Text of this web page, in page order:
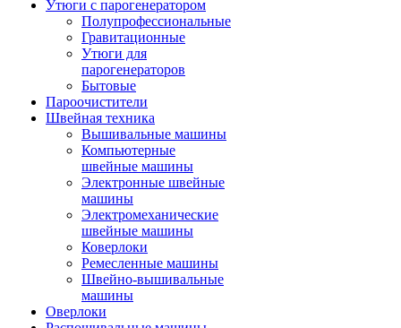
Утюги с парогенератором
Полупрофессиональные
Гравитационные
Утюги для
парогенераторов
Бытовые
Пароочистители
Швейная техника
Вышивальные машины
Компьютерные
швейные машины
Электронные швейные
машины
Электромеханические
швейные машины
Коверлоки
Ремесленные машины
Швейно-вышивальные
машины
Оверлоки